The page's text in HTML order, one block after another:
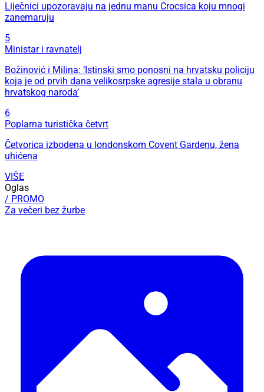
Liječnici upozoravaju na jednu manu Crocsica koju mnogi
zanemaruju
5
Ministar i ravnatelj
Božinović i Milina: ‘Istinski smo ponosni na hrvatsku policiju
koja je od prvih dana velikosrpske agresije stala u obranu
hrvatskog naroda’
6
Poplarna turistička četvrt
Četvorica izbodena u londonskom Covent Gardenu, žena
uhićena
VIŠE
Oglas
/ PROMO
Za večeri bez žurbe